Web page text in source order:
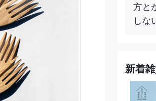
方と
しな
新着